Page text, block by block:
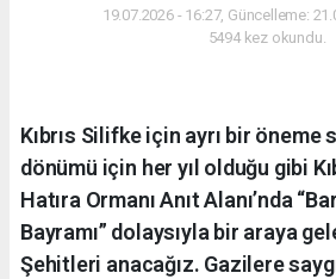
19.07.2026 - 16:27, Güncelleme:
5494 kez okundu.
Kıbrıs Silifke için ayrı bir öneme
dönümü için her yıl olduğu gibi
Hatıra Ormanı Anıt Alanı’nda
Bayramı” dolaysıyla bir araya
Şehitleri anacağız. Gazilere